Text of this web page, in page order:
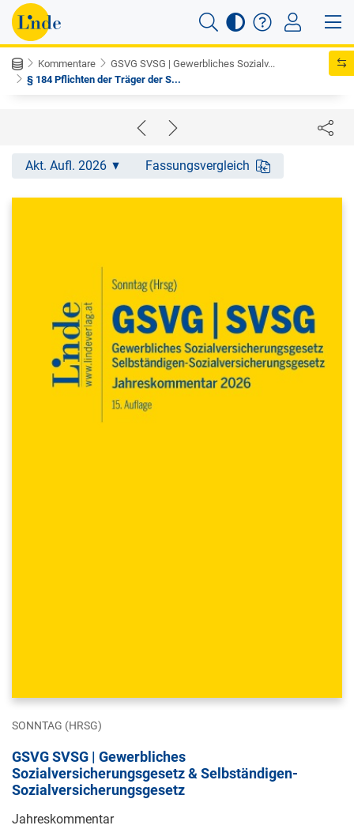
Kommentare
GSVG SVSG | Gewerbliches Sozialv...
§ 184 Pflichten der Träger der S...
Akt. Aufl. 2026 Fassungsvergleich
SONNTAG (HRSG)
GSVG SVSG | Gewerbliches
Sozialversicherungsgesetz & Selbständigen-
Sozialversicherungsgesetz
Jahreskommentar